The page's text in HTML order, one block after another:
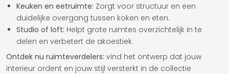
Keuken en eetruimte: Zorgt voor structuur en een
duidelijke overgang tussen koken en eten.
Studio of loft: Helpt grote ruimtes overzichtelijk in te
delen en verbetert de akoestiek.
Ontdek nu ruimteverdelers: vind het ontwerp dat jouw
interieur ordent en jouw stijl versterkt in de collectie